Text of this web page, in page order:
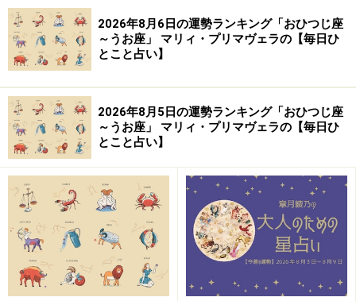
楽天市場で占い関連の商品をチェック！
2026年8月6日の運勢ランキング「おひつじ座
～うお座」 マリィ・プリマヴェラの【毎日ひ
とこと占い】
2026年8月5日の運勢ランキング「おひつじ座
～うお座」 マリィ・プリマヴェラの【毎日ひ
とこと占い】